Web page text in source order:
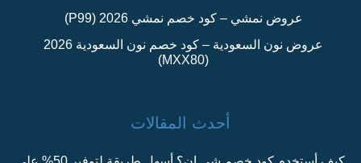
عروض نمشي – كود خصم نمشي 2026 (P99)
عروض نون السعودية – كود خصم نون السعودية 2026
(MXX80)
أحدث المقالات